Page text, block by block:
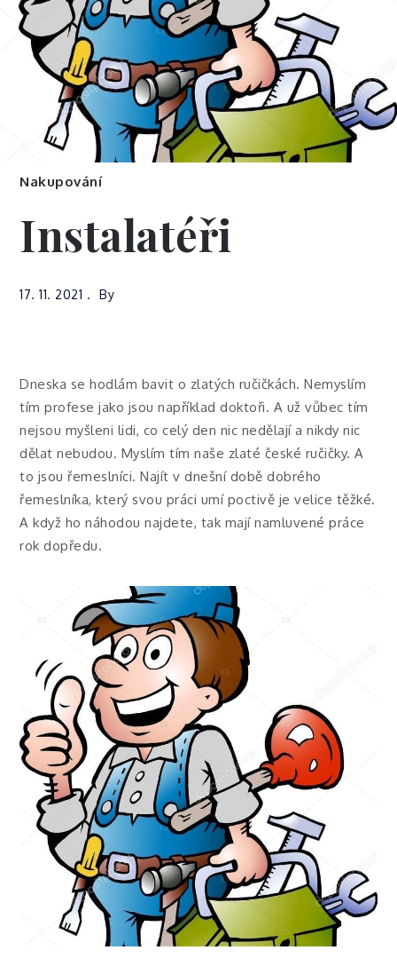
Nakupování
Instalatéři
17. 11. 2021 By
Dneska se hodlám bavit o zlatých ručičkách. Nemyslím
tím profese jako jsou například doktoři. A už vůbec tím
nejsou myšleni lidi, co celý den nic nedělají a nikdy nic
dělat nebudou. Myslím tím naše zlaté české ručičky. A
to jsou řemeslníci. Najít v dnešní době dobrého
řemeslníka, který svou práci umí poctivě je velice těžké.
A když ho náhodou najdete, tak mají namluvené práce
rok dopředu.